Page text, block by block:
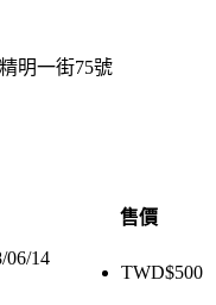
明一街75號
售價
06/14
TWD$500